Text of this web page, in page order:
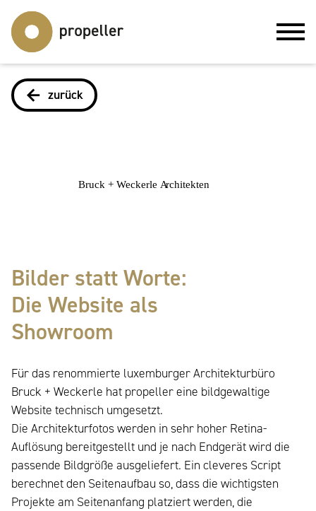
zurück
Bilder statt Worte:
Die Website als
Showroom
Für das renommierte luxemburger Architekturbüro
Bruck + Weckerle hat propeller eine bildgewaltige
Website technisch umgesetzt.
Die Architekturfotos werden in sehr hoher Retina-
Auflösung bereitgestellt und je nach Endgerät wird die
passende Bildgröße ausgeliefert. Ein cleveres Script
berechnet den Seitenaufbau so, dass die wichtigsten
Projekte am Seitenanfang platziert werden, die